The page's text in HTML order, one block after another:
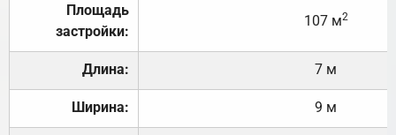
Площадь
застройки:
107 м2
Длина: 7 м
Ширина: 9 м